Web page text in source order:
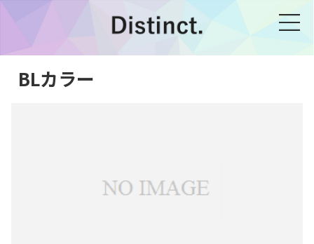
BLカラー